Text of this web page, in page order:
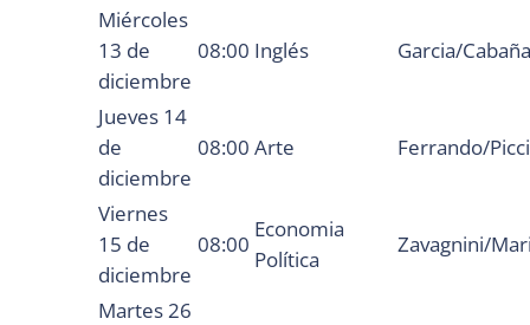
Miércoles
13 de
diciembre
08:00 Inglés Garcia/
Jueves 14
de
diciembre
08:00 Arte Ferrando/
Viernes
15 de
diciembre
08:00
Economia
Política
Zavagnini/
Martes 26